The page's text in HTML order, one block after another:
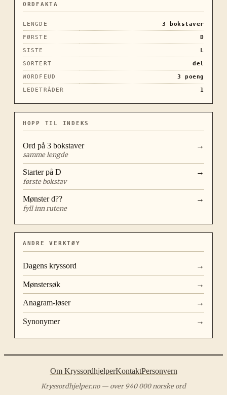
ORDFAKTA
LENGDE 3
bokstaver
FØRSTE
D
SISTE
L
SORTERT
del
WORDFEUD
3
poeng
LEDETRÅDER
1
HOPP TIL INDEKS
Ord på 3 bokstaver
samme lengde
→
Starter på D
første bokstav
→
Mønsterd??
fyll inn rutene
→
ANDRE VERKTØY
Dagens kryssord →
Mønstersøk →
Anagram-løser →
Synonymer →
Om KryssordhjelperKontaktPersonvern
Kryssordhjelper.no — over 940 000 norske ord